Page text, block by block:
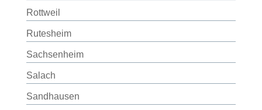
Rottweil
Rutesheim
Sachsenheim
Salach
Sandhausen